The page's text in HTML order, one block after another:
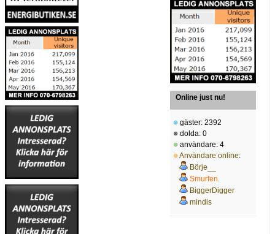
Online just nu!
gäster: 2392
dolda: 0
användare: 4
Användare online:
Börje__
Smurfen.
BiggerDigger
mindis